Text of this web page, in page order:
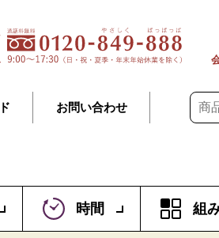
お問い合わせ
時間 組